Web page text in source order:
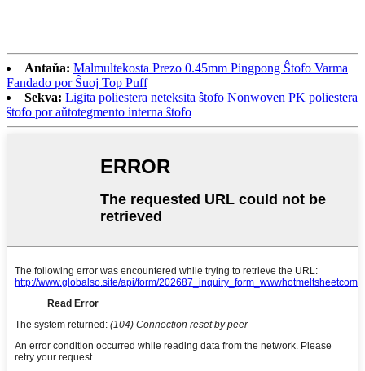
Antaŭa: Malmultekosta Prezo 0.45mm Pingpong Ŝtofo Varma
Fandado por Ŝuoj Top Puff
Sekva: Ligita poliestera neteksita ŝtofo Nonwoven PK poliestera
ŝtofo por aŭtotegmento interna ŝtofo